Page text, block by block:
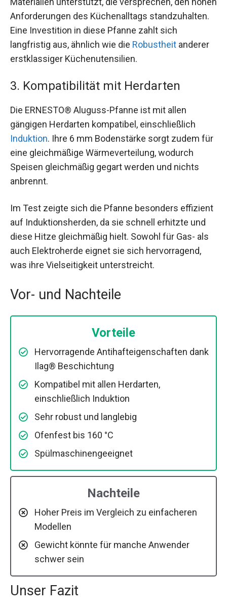
Anforderungen des Küchenalltags standzuhalten.
Eine Investition in diese Pfanne zahlt sich
langfristig aus, ähnlich wie die Robustheit anderer
erstklassiger Küchenutensilien.
3. Kompatibilität mit Herdarten
Die ERNESTO® Aluguss-Pfanne ist mit allen
gängigen Herdarten kompatibel, einschließlich
Induktion. Ihre 6 mm Bodenstärke sorgt zudem für
eine gleichmäßige Wärmeverteilung, wodurch
Speisen gleichmäßig gegart werden und nichts
anbrennt.
Im Test zeigte sich die Pfanne besonders effizient
auf Induktionsherden, da sie schnell erhitzte und
diese Hitze gleichmäßig hielt. Sowohl für Gas- als
auch Elektroherde eignet sie sich hervorragend,
was ihre Vielseitigkeit unterstreicht.
Vor- und Nachteile
Vorteile
Hervorragende Antihafteigenschaften dank
Ilag® Beschichtung
Kompatibel mit allen Herdarten,
einschließlich Induktion
Sehr robust und langlebig
Ofenfest bis 160 °C
Spülmaschinengeeignet
Nachteile
Hoher Preis im Vergleich zu einfacheren
Modellen
Gewicht könnte für manche Anwender
schwer sein
Unser Fazit